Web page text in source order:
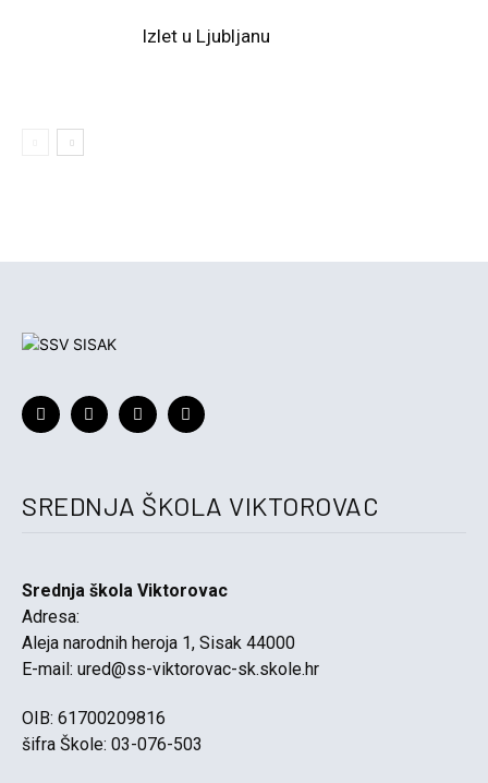
Izlet u Ljubljanu
SREDNJA ŠKOLA VIKTOROVAC
Srednja škola Viktorovac
Adresa:
Aleja narodnih heroja 1, Sisak 44000
E-mail: ured@ss-viktorovac-sk.skole.hr
OIB: 61700209816
šifra Škole: 03-076-503